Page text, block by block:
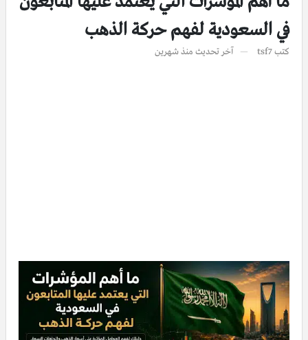
في السعودية لفهم حركة الذهب
كتبtsf7 آخر تحديث منذ شهرين